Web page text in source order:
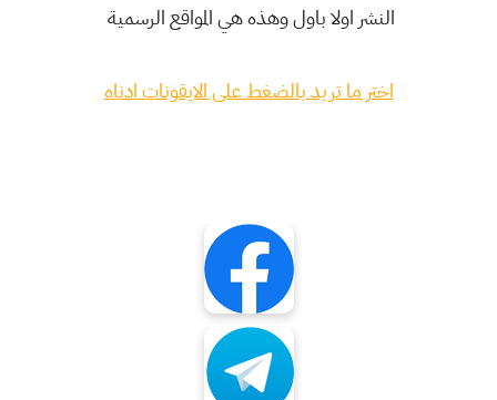
النشر اولا باول وهذه هي المواقع الرسمية
اختر ما تريد بالضغط على الايقونات ادناه